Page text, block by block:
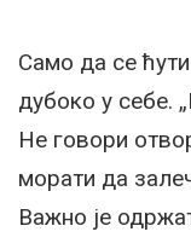
Само да се
дубоко у себе.
Не говори
морати да
Важно је